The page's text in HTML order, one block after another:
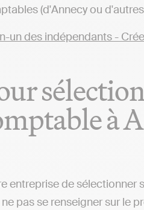
(d'Annecy ou
à
entreprise de
pas se renseigner sur le